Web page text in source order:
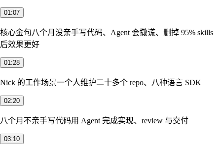
01:07
核心金句八个月没亲手写代码、Agent 会撒谎、删掉 95% skills
后效果更好
01:28
Nick 的工作场景一个人维护二十多个 repo、八种语言 SDK
02:20
八个月不亲手写代码用 Agent 完成实现、review 与交付
03:10